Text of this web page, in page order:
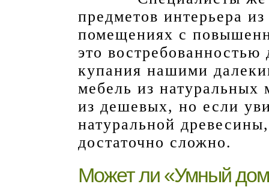
предметов интерьера
помещениях с
это
купания нашими
мебель из натуральных
из дешевых, но если
натуральной
достаточно сложно.
Может ли «Умный